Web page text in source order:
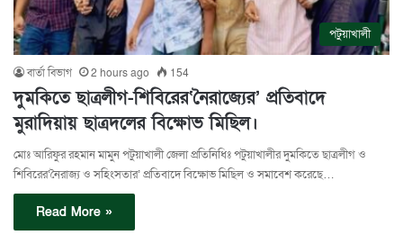
পটুয়াখালী
বার্তা বিভাগ 2 hours ago 154
দুমকিতে ছাত্রলীগ-শিবিরের‘নৈরাজ্যের’ প্রতিবাদে
মুরাদিয়ায় ছাত্রদলের বিক্ষোভ মিছিল।
মোঃ আরিফুর রহমান মামুন পটুয়াখালী জেলা প্রতিনিধিঃ পটুয়াখালীর দুমকিতে ছাত্রলীগ ও
শিবিরের‘নৈরাজ্য ও সহিংসতার’ প্রতিবাদে বিক্ষোভ মিছিল ও সমাবেশ করেছে…
Read More »